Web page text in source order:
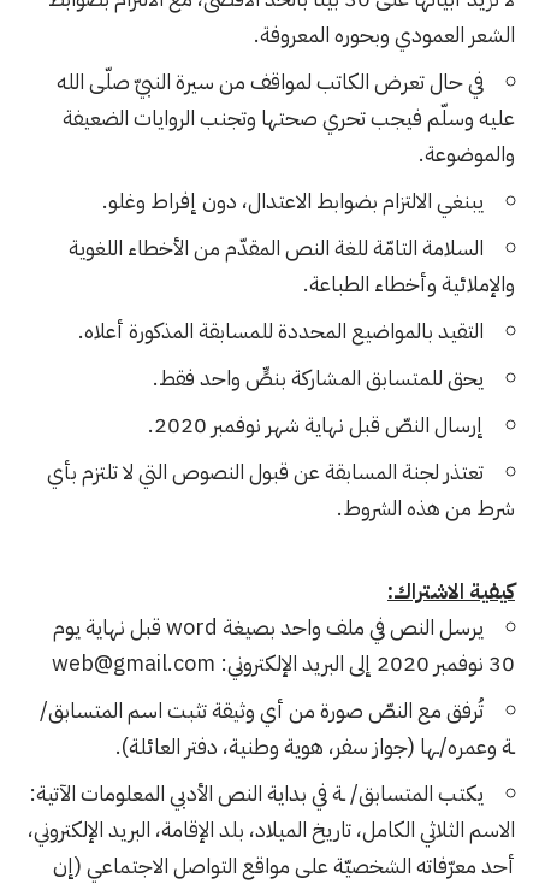
الشعر العمودي وبحوره المعروفة.
في حال تعرض الكاتب لمواقف من سيرة النبيّ صلّى الله
عليه وسلّم فيجب تحري صحتها وتجنب الروايات الضعيفة
والموضوعة.
يبنغي الالتزام بضوابط الاعتدال، دون إفراط وغلو.
السلامة التامّة للغة النص المقدّم من الأخطاء اللغوية
والإملائية وأخطاء الطباعة.
التقيد بالمواضيع المحددة للمسابقة المذكورة أعلاه.
يحق للمتسابق المشاركة بنصٍّ واحد فقط.
إرسال النصّ قبل نهاية شهر نوفمبر 2020.
تعتذر لجنة المسابقة عن قبول النصوص التي لا تلتزم بأي
شرط من هذه الشروط.
كيفية الاشتراك:
يرسل النص في ملف واحد بصيغة word قبل نهاية يوم
30 نوفمبر 2020 إلى البريد الإلكتروني: ‫web@gmail.com
تُرفق مع النصّ صورة من أي وثيقة تثبت اسم المتسابق/
ـة وعمره/ـها (جواز سفر، هوية وطنية، دفتر العائلة).
يكتب المتسابق/ ـة في بداية النص الأدبي المعلومات الآتية:
الاسم الثلاثي الكامل، تاريخ الميلاد، بلد الإقامة، البريد الإلكتروني،
أحد معرّفاته الشخصيّة على مواقع التواصل الاجتماعي (إن